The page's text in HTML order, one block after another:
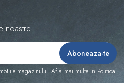
noastre
magazinului. Afla mai multe in Politica